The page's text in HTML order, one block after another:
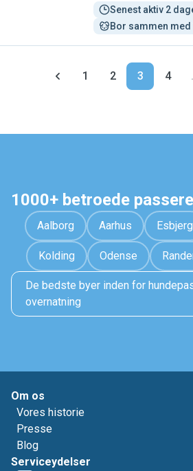
Senest aktiv 2
Bor sammen med
1 2 3 4
1000+ betroede
Aalborg Aarhus Esbjerg
Kolding Odense
De bedste byer inden for
overnatning
Om os
Vores historie
Presse
Blog
Serviceydelser